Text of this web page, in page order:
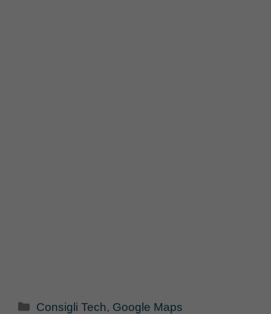
Categorie
Consigli Tech, Google Maps